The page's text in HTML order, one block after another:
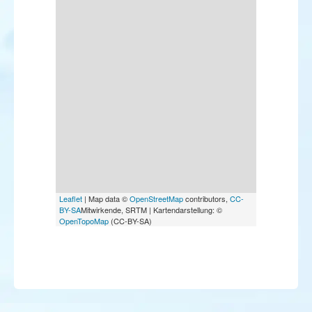
Leaflet | Map data ©OpenStreetMapcontributors, CC-
BY-SAMitwirkende, SRTM | Kartendarstellung: ©
OpenTopoMap (CC-BY-SA)